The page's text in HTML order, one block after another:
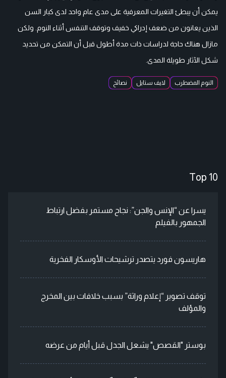
يمكن أن يبطئ التغيرات المعرفية على مدى عام واحد لدى كبار السن
الذين يعانون من ضعف إدراكي خفيف وتوقف التنفس أثناء النوم. ولكن
مازال هناك حاجة لدراسات ذات مدة أطول قبل أن التمكن من تحديد
شكل الآثار طويلة المدى.
النوم المضطرب لايف ستايل نصائح
Top 10
يسرا عن “الإنس والجن”: نجاح مستمر بفضل ارتباط
الجمهور بالفيلم
هاريسون فورد يتصدر ترشيحات الأوسكار الفخرية
توقف تصوير “إعلام وراثة” بسبب خلافات بين المخرج
والمؤلف
بوستر "القصص" يشعل الجدل قبل أيام من عرضه